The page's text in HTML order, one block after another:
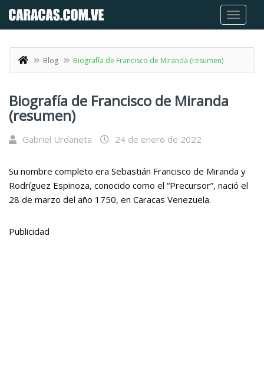
Blog Biografía de Francisco de Miranda (resumen)
Biografía de Francisco de Miranda
(resumen)
Gabriel Urdaneta 24 de enero de 2022
Su nombre completo era Sebastián Francisco de Miranda y
Rodríguez Espinoza, conocido como el “Precursor”, nació el
28 de marzo del año 1750, en Caracas Venezuela.
Publicidad